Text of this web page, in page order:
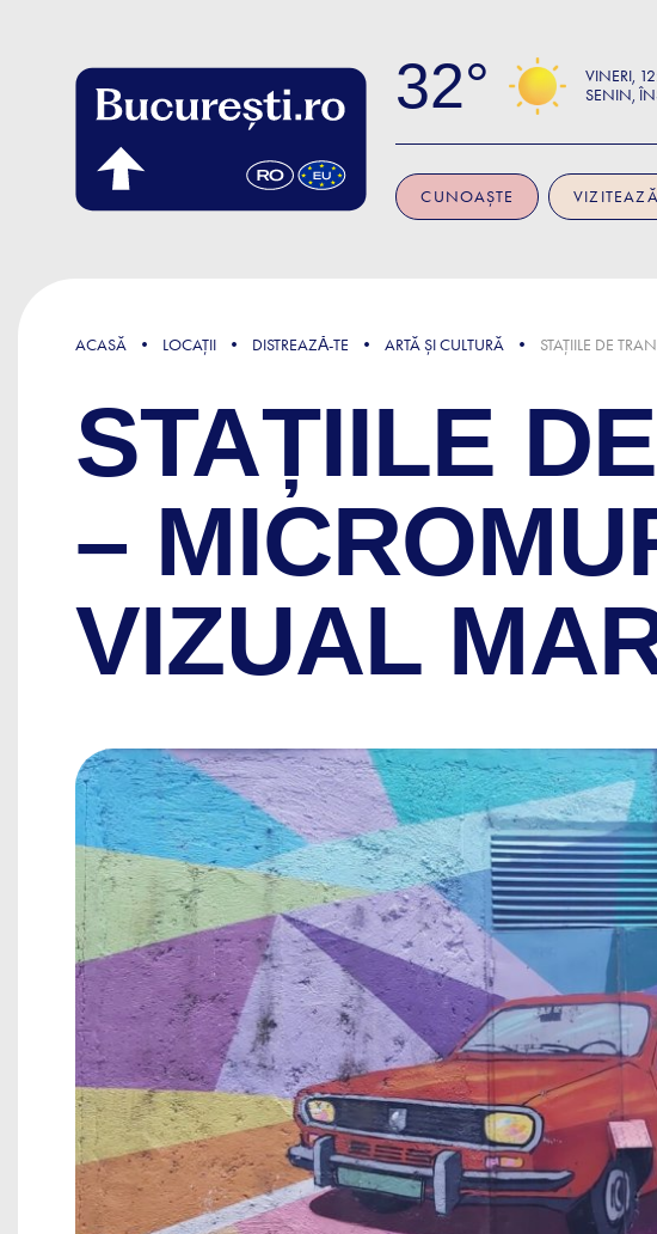
32 VINERI
SENIN,
CUNOAȘTE VIZITEAZĂ
ACASĂ LOCAȚII DISTREAZǍ-TE ARTĂ ȘI CULTURĂ STAȚIILE DE
STAȚIILE
–
VIZUAL